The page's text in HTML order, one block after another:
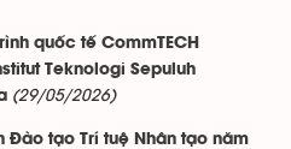
quốc tế CommTECH
Teknologi Sepuluh
(29/05/2026)
Đào tạo Trí tuệ Nhân tạo năm